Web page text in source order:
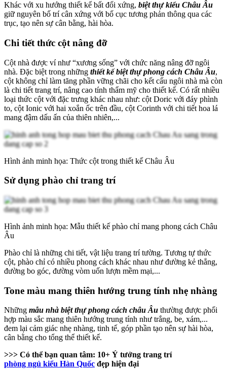
Khác với xu hướng thiết kế bất đối xứng, biệt thự kiểu Châu Âu
giữ nguyên bố trí cân xứng với bố cục tương phản thông qua các
trục, tạo nên sự cân bằng, hài hòa.
Chi tiết thức cột nâng đỡ
Cột nhà được ví như “xương sống” với chức năng nâng đỡ ngôi
nhà. Đặc biệt trong những thiết kế biệt thự phong cách Châu Âu,
cột không chỉ làm tăng phần vững chãi cho kết cấu ngôi nhà mà còn
là chi tiết trang trí, nâng cao tính thẩm mỹ cho thiết kế. Có rất nhiều
loại thức cột với đặc trưng khác nhau như: cột Doric với đáy phình
to, cột Ionic với hai xoắn ốc trên đầu, cột Corinth với chi tiết hoa lá
mang đậm dấu ấn của thiên nhiên,...
Hình ảnh minh họa: Thức cột trong thiết kế Châu Âu
Sử dụng phào chỉ trang trí
Hình ảnh minh họa: Mẫu thiết kế phào chỉ mang phong cách Châu
Âu
Phào chỉ là những chi tiết, vật liệu trang trí tường. Tương tự thức
cột, phào chỉ có nhiều phong cách khác nhau như đường kẻ thẳng,
đường bo góc, đường vòm uốn lượn mềm mại,...
Tone màu mang thiên hướng trung tính nhẹ nhàng
Những mẫu nhà biệt thự phong cách châu Âu thường được phối
hợp màu sắc mang thiên hướng trung tính như trắng, be, xám,...
đem lại cảm giác nhẹ nhàng, tinh tế, góp phần tạo nên sự hài hòa,
cân bằng cho tổng thể thiết kế.
>>> Có thể bạn quan tâm: 10+ Ý tưởng trang trí
phòng ngủ kiểu Hàn Quốc đẹp hiện đại